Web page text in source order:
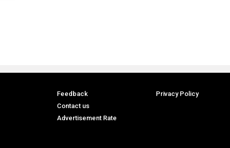
Feedback
Contact us
Advertisement Rate
Privacy Policy